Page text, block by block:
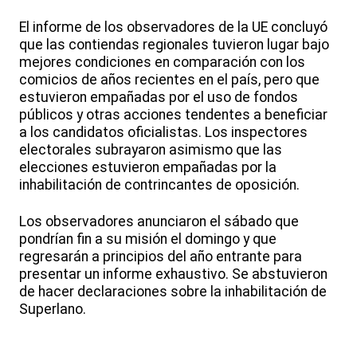
El informe de los observadores de la UE concluyó
que las contiendas regionales tuvieron lugar bajo
mejores condiciones en comparación con los
comicios de años recientes en el país, pero que
estuvieron empañadas por el uso de fondos
públicos y otras acciones tendentes a beneficiar
a los candidatos oficialistas. Los inspectores
electorales subrayaron asimismo que las
elecciones estuvieron empañadas por la
inhabilitación de contrincantes de oposición.
Los observadores anunciaron el sábado que
pondrían fin a su misión el domingo y que
regresarán a principios del año entrante para
presentar un informe exhaustivo. Se abstuvieron
de hacer declaraciones sobre la inhabilitación de
Superlano.